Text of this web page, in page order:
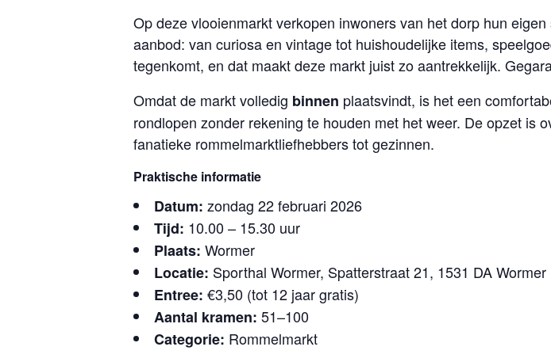
Op deze vlooienmarkt verkopen inwoners van het dorp hun
aanbod: van curiosa en vintage tot huishoudelijke items,
tegenkomt, en dat maakt deze markt juist zo aantrekkelijk.
Omdat de markt volledig binnen plaatsvindt, is het een
rondlopen zonder rekening te houden met het weer. De opzet is
fanatieke rommelmarktliefhebbers tot gezinnen.
Praktische informatie
Datum: zondag 22 februari 2026
Tijd: 10.00 – 15.30 uur
Plaats: Wormer
Locatie: Sporthal Wormer, Spatterstraat 21, 1531 DA Wormer
Entree: €3,50 (tot 12 jaar gratis)
Aantal kramen: 51–100
Categorie: Rommelmarkt